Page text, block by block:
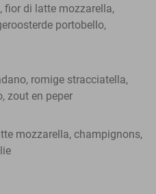
fior di latte mozzarella,
portobello,
romige stracciatella,
zout en peper
mozzarella, champignons,